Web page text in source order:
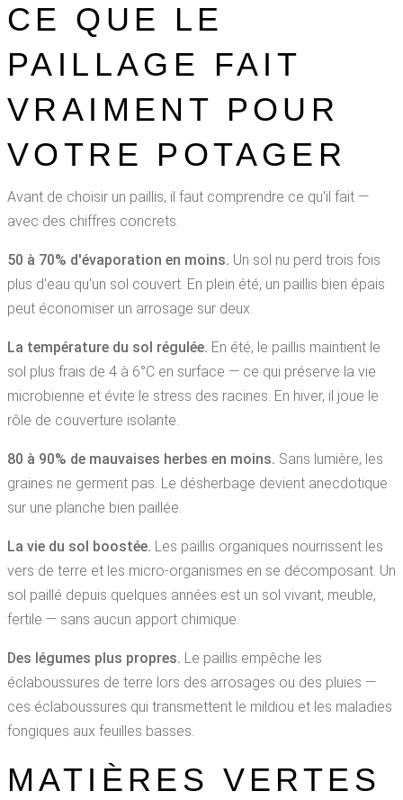
CE QUE LE
PAILLAGE FAIT
VRAIMENT POUR
VOTRE POTAGER
Avant de choisir un paillis, il faut comprendre ce qu'il fait —
avec des chiffres concrets.
50 à 70% d'évaporation en moins. Un sol nu perd trois fois
plus d'eau qu'un sol couvert. En plein été, un paillis bien épais
peut économiser un arrosage sur deux.
La température du sol régulée. En été, le paillis maintient le
sol plus frais de 4 à 6°C en surface — ce qui préserve la vie
microbienne et évite le stress des racines. En hiver, il joue le
rôle de couverture isolante.
80 à 90% de mauvaises herbes en moins. Sans lumière, les
graines ne germent pas. Le désherbage devient anecdotique
sur une planche bien paillée.
La vie du sol boostée. Les paillis organiques nourrissent les
vers de terre et les micro-organismes en se décomposant. Un
sol paillé depuis quelques années est un sol vivant, meuble,
fertile — sans aucun apport chimique.
Des légumes plus propres. Le paillis empêche les
éclaboussures de terre lors des arrosages ou des pluies —
ces éclaboussures qui transmettent le mildiou et les maladies
fongiques aux feuilles basses.
MATIÈRES VERTES